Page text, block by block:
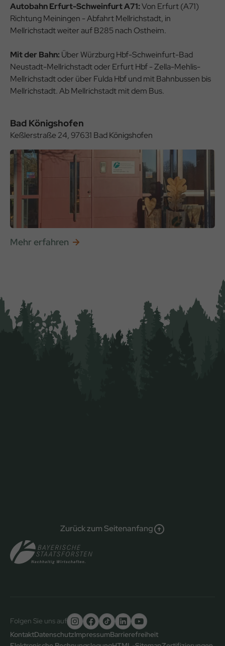
Autobahn Erfurt-Schweinfurt A71:Von Erfurt (A71)
Richtung Meiningen - Abfahrt Mellrichstadt, in
Mellrichstadt weiter auf B285 nach Ostheim.
Mit der Bahn: Über Würzburg Hbf-Schweinfurt-Bad
Neustadt-Mellrichstadt oder Erfurt Hbf - Zella-Mehlis-
Mellrichstadt oder über Fulda Hbf und mit Bahnbussen bis
Mellrichstadt. Ab Mellrichstadt mit dem Bus.
Bad Königshofen
Keßlerstraße 24, 97631 Bad Königshofen
Mehr erfahren
Zurück zum Seitenanfang
Folgen Sie uns auf
Untere
KontaktDatenschutzImpressumBarrierefreiheit